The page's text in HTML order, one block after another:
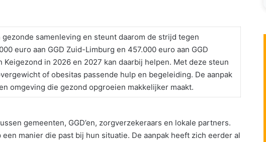
samenleving en steunt daarom de strijd tegen
euro aan GGD Zuid-Limburg en 457.000 euro aan GGD
in 2026 en 2027 kan daarbij helpen. Met deze steun
of obesitas passende hulp en begeleiding. De aanpak
omgeving die gezond opgroeien makkelijker maakt.
gemeenten, GGD’en, zorgverzekeraars en lokale partners.
manier die past bij hun situatie. De aanpak heeft zich eerder al